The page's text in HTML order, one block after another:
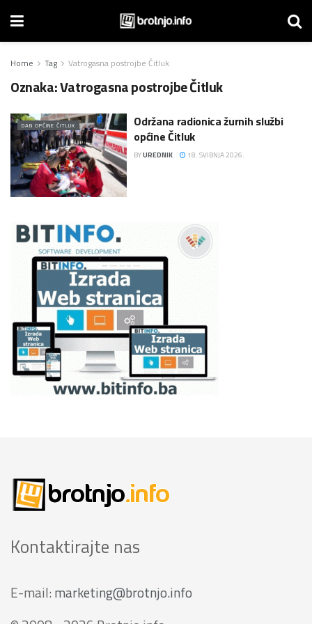
Home Tag Vatrogasna postrojbe Čitluk
Oznaka:Vatrogasna postrojbe Čitluk
DAN OPĆINE ČITLUK
Održana radionica žurnih službi
općine Čitluk
BYUREDNIK 18. SVIBNJA 2026.
Kontaktirajte nas
E-mail: marketing@brotnjo.info